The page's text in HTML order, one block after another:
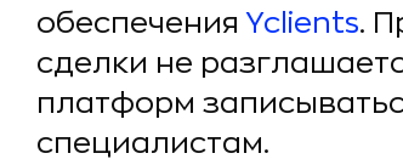
обеспеченияYclients.
сделки не
платформ
специалистам.